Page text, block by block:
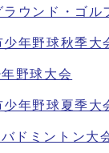
ウンド・ゴル
年野球秋季大
野球大会
年野球夏季大
ドミントン大